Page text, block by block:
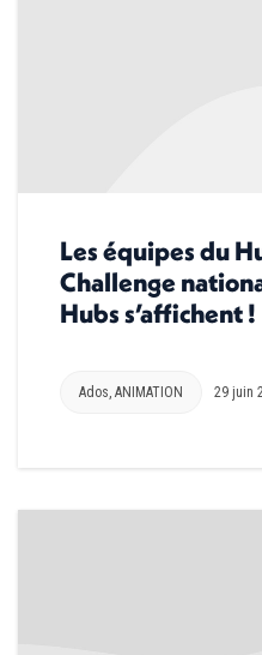
Les équipes du
Challenge
Hubs s’affichent !
Ados, ANIMATION 29 juin